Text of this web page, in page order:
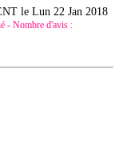
leLun 22 Jan 2018
- Nombre d'avis :